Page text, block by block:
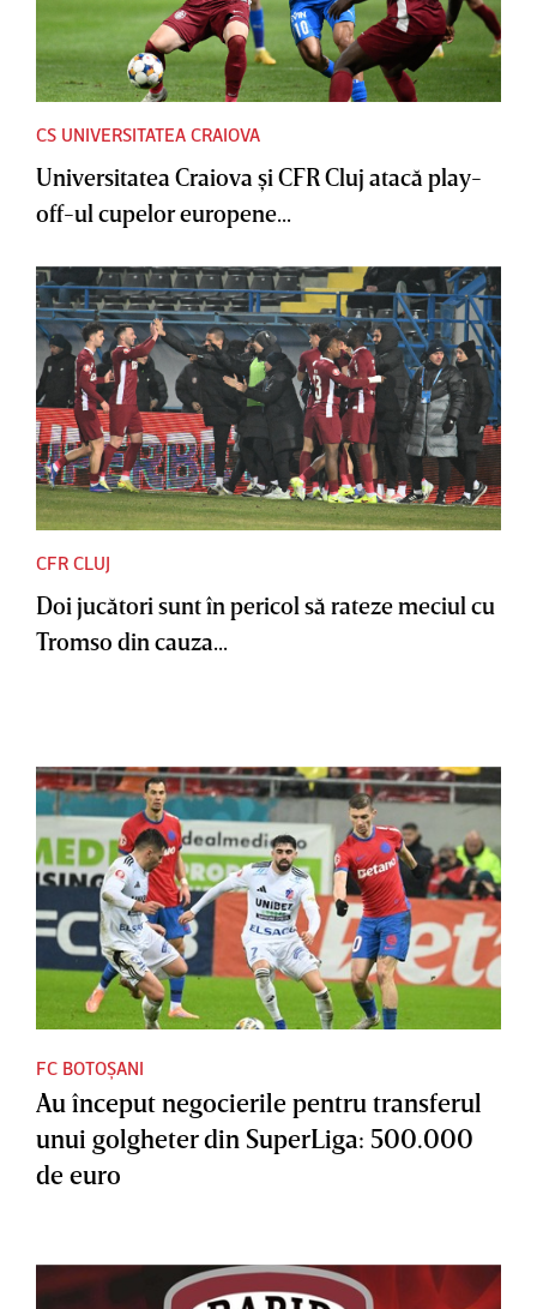
CS UNIVERSITATEA CRAIOVA
Universitatea Craiova şi CFR Cluj atacă play-
off-ul cupelor europene...
CFR CLUJ
Doi jucători sunt în pericol să rateze meciul cu
Tromso din cauza...
FC BOTOȘANI
Au început negocierile pentru transferul
unui golgheter din SuperLiga: 500.000
de euro